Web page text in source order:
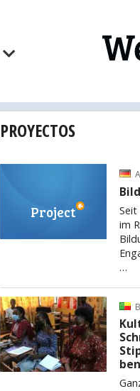
PROYECTOS
Project
Seit
im
…